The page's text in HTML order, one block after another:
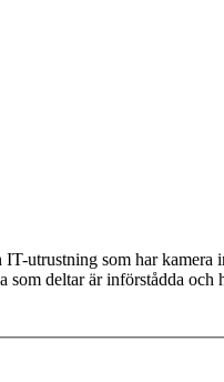
utrustning som har kamera
deltar är införstådda och